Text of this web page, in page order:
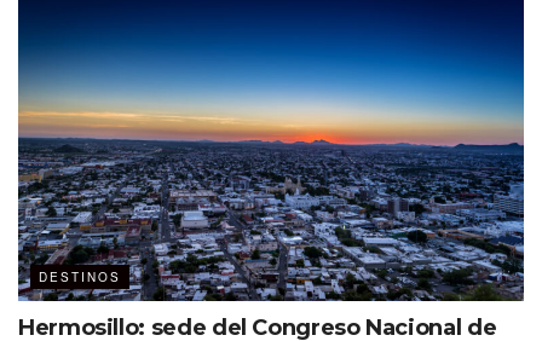
+4,500 personas, aforo
17 salones para eventos
7 centros de negocios
Cocina propia – 3,500 comensales simultáneos
En 2018, el MIC fue anfitrión del Tianguis Turístico, en su
DESTINOS
Hermosillo: sede del Congreso Nacional de